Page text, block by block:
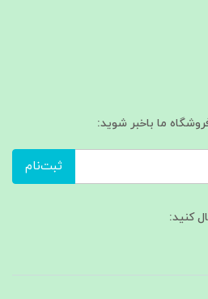
ما باخبر شوید:
ثبت‌نام
کنید: